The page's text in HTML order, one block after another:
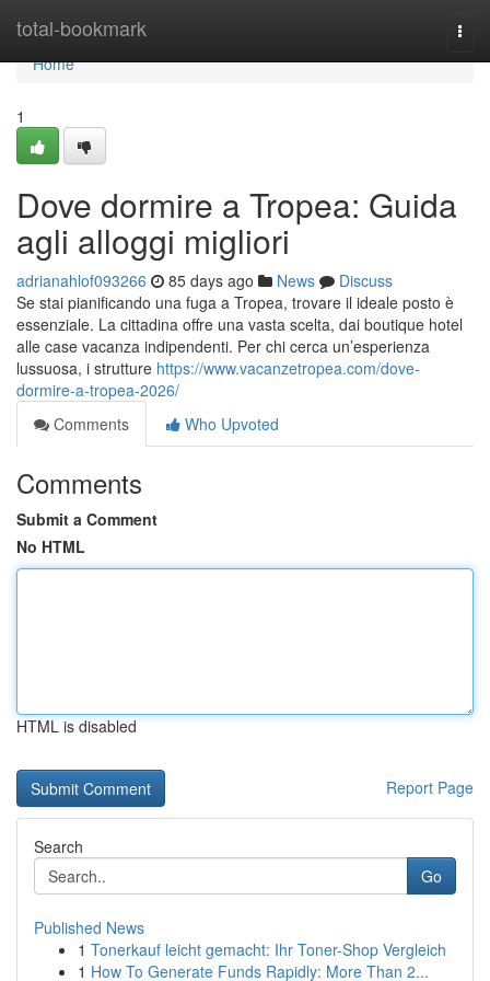
total-bookmark
Home
Home
1
Dove dormire a Tropea: Guida
agli alloggi migliori
adrianahlof093266 85 days ago News
Discuss
Se stai pianificando una fuga a Tropea, trovare il ideale posto è
essenziale. La cittadina offre una vasta scelta, dai boutique hotel
alle case vacanza indipendenti. Per chi cerca un’esperienza
lussuosa, i strutture https://www.vacanzetropea.com/dove-
dormire-a-tropea-2026/
Comments
Who Upvoted
Comments
Submit a Comment
No HTML
HTML is disabled
Report Page
Search
Go
Published News
1 Tonerkauf leicht gemacht: Ihr Toner-Shop Vergleich
1 How To Generate Funds Rapidly: More Than 2...